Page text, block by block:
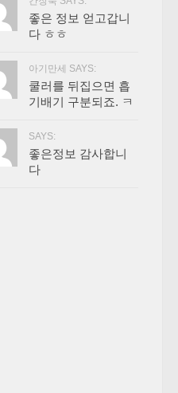
좋은 정보 얻고갑니
다 ㅎㅎ
아기만세 SAYS:
쿨러를 뒤집으면 흡
기배기 구분되죠. ㅋ
SAYS:
좋은정보 감사합니
다